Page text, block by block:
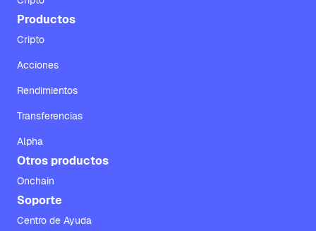
Productos
Cripto
Acciones
Rendimientos
Transferencias
Alpha
Otros productos
Onchain
Soporte
Centro de Ayuda